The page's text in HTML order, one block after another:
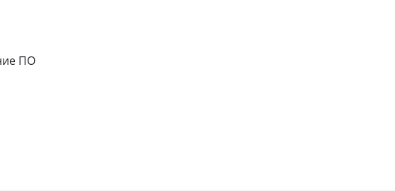
ПО